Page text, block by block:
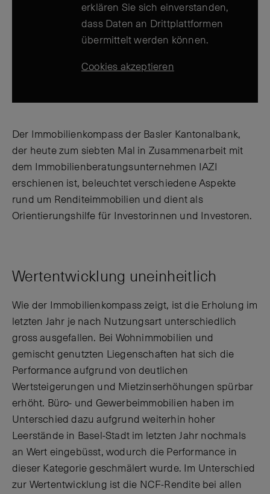
erklären Sie sich einverstanden,
dass Daten an Drittplattformen
übermittelt werden können.
Cookies akzeptieren
Der Immobilienkompass der Basler Kantonalbank,
der heute zum siebten Mal in Zusammenarbeit mit
dem Immobilienberatungsunternehmen IAZI
erschienen ist, beleuchtet verschiedene Aspekte
rund um Renditeimmobilien und dient als
Orientierungshilfe für Investorinnen und Investoren.
Wertentwicklung uneinheitlich
Wie der Immobilienkompass zeigt, ist die Erholung im
letzten Jahr je nach Nutzungsart unterschiedlich
gross ausgefallen. Bei Wohnimmobilien und
gemischt genutzten Liegenschaften hat sich die
Performance aufgrund von deutlichen
Wertsteigerungen und Mietzinserhöhungen spürbar
erhöht. Büro- und Gewerbeimmobilien haben im
Unterschied dazu aufgrund weiterhin hoher
Leerstände in Basel-Stadt im letzten Jahr nochmals
an Wert eingebüsst, wodurch die Performance in
dieser Kategorie geschmälert wurde. Im Unterschied
zur Wertentwicklung ist die NCF-Rendite bei allen